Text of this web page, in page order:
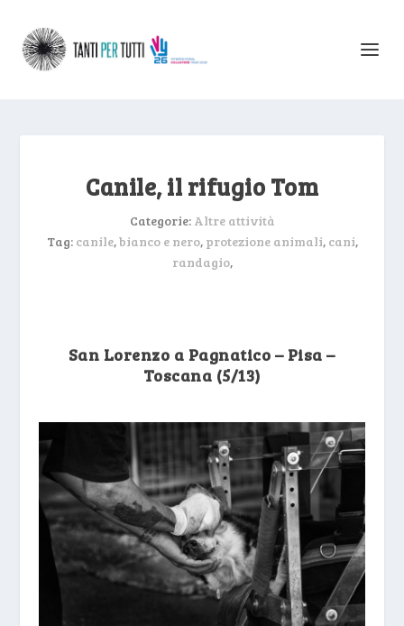
Canile, il rifugio Tom
Categorie: Altre attività
Tag: canile,bianco e nero, protezione animali, cani,
randagio,
San Lorenzo a Pagnatico – Pisa –
Toscana (5/13)